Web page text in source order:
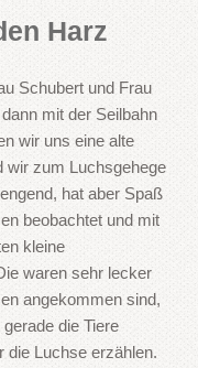
Harz
Schubert und Frau
mit der Seilbahn
wir uns eine alte
wir zum Luchsgehege
hat aber Spaß
beobachtet und mit
kleine
waren sehr lecker
angekommen sind,
die Tiere
die Luchse erzählen.